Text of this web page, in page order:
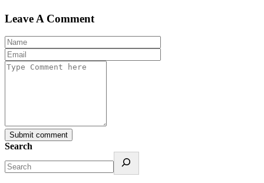
Leave A Comment
Submit comment
Search